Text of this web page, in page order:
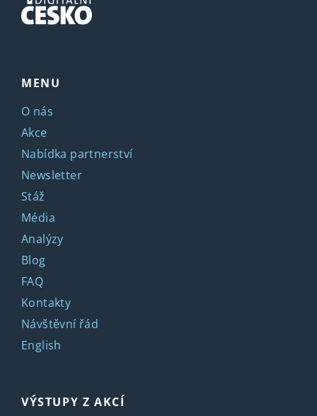
MENU
O nás
Akce
Nabídka partnerství
Newsletter
Stáž
Média
Analýzy
Blog
FAQ
Kontakty
Návštěvní řád
English
VÝSTUPY Z AKCÍ